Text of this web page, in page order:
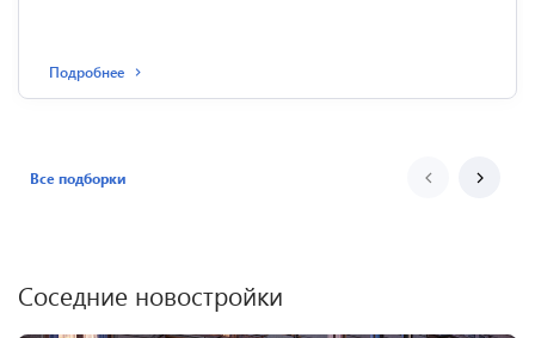
Подробнее
Все подборки
Соседние новостройки